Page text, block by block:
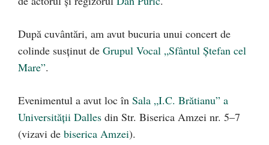
După cuvântări, am avut bucuria unui concert de
colinde susținut de Grupul Vocal „Sfântul Ștefan cel
Mare”.
Evenimentul a avut loc în Sala „I.C. Brătianu” a
Universității Dalles din Str. Biserica Amzei nr. 5–7
(vizavi de biserica Amzei).